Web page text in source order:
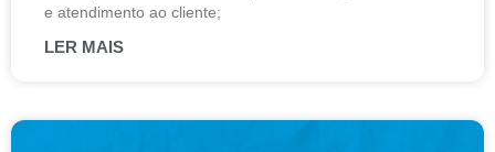
e atendimento ao cliente;
LER MAIS